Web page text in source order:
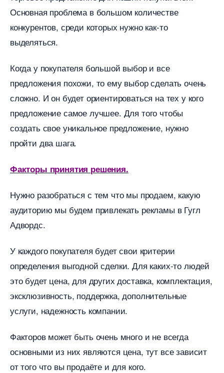
Основная проблема в большом количестве
конкурентов, среди которых нужно как-то
ыделяться.
Когда у покупателя большой выбор и все
предложения похожи, то ему выбор сделать очень
сложно. И он будет ориентироваться на тех у кого
предложение самое лучшее. Для того чтобы
создать свое уникальное предложение, нужно
пройти два шага.
Факторы принятия решения.
Нужно разобраться с тем что мы продаем, какую
аудиторию мы будем привлекать рекламы в Гугл
Адвордс.
У каждого покупателя будет свои критерии
определения выгодной сделки. Для каких-то людей
это будет цена, для других доставка, комплектация,
эксклюзивность, поддержка, дополнительные
услуги, надежность компании.
Факторов может быть очень много и не всегда
основными из них являются цена, тут все зависит
от того что вы продаёте и для кого.